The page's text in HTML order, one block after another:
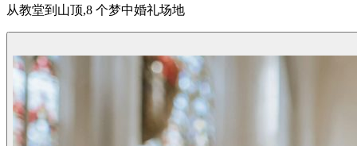
从教堂到山顶,8 个梦中婚礼场地